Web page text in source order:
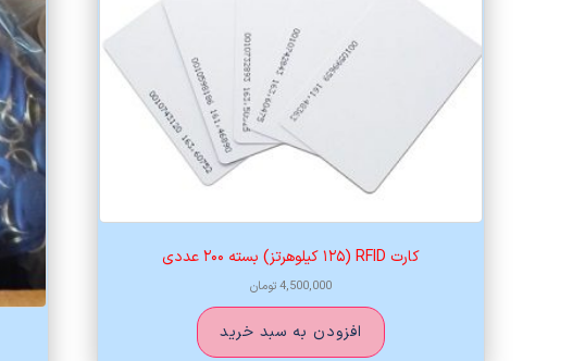
کارت RFID (۱۲۵ کیلوهرتز) بسته ۲۰۰ عددی
4,500,000تومان
افزودن به سبد خرید